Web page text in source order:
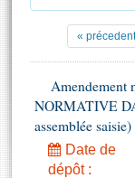
Projets de loi
Propositions de
Amendements
Textes adoptés
Documents
( Constitution |
Juniors
Anciennes
La
Contacts et
Photos libres
« précedent
NORMATIVE
assemblée
Date de
dépôt :